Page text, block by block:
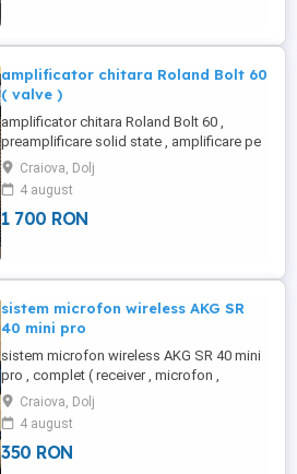
amplificator chitara Roland Bolt 60
( valve )
amplificator chitara Roland Bolt 60 ,
preamplificare solid state , amplificare pe
lampi , Japan made , difuzor Roland 12 ,
putere 60 w , reverb pe arc. Stare foarte
buna de functionare , estetic ceva semne
de folosinta . Pret 1700 lei.
Craiova, Dolj
4 august
1 700 RON
sistem microfon wireless AKG SR
40 mini pro
sistem microfon wireless AKG SR 40 mini
pro , complet ( receiver , microfon ,
alimentator ). Stare foarte buna de
functionare. Frecventa 662.300 Mhz. Pretul
este de 350 lei.
Craiova, Dolj
4 august
350 RON